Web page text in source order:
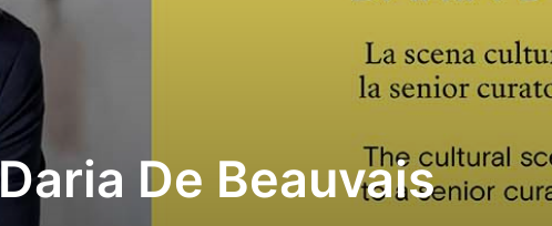
Daria De Beauvais